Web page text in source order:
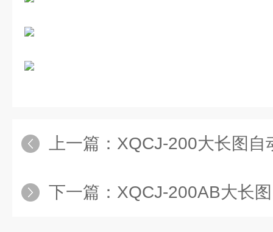
上一篇： XQCJ-200大长图自
下一篇： XQCJ-200AB大长